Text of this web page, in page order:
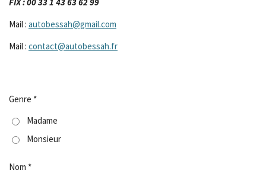
Mail : autobessah@gmail.com
Mail : contact@autobessah.fr
Genre *
Madame
Monsieur
Nom *